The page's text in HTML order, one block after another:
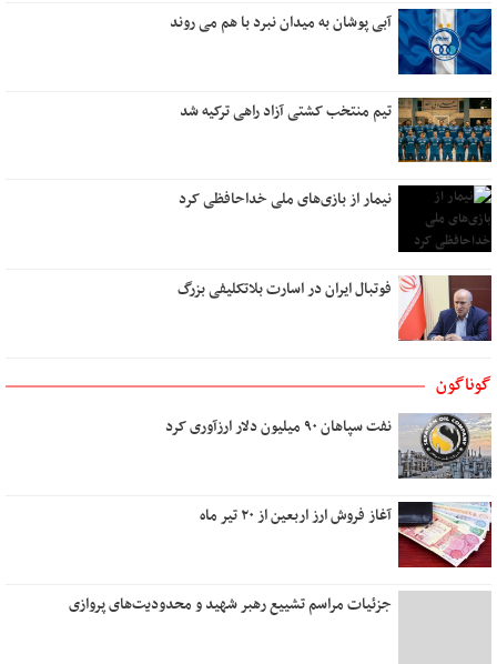
دلم برای کسی تنگ است
هنر گام زمان
در کوچه سار شب
رویای آشنا
تو کیستی ؟
نام من عشق است
نیمه مرطوب ماه
میوه های آرزو رسیدنی است
ایستگاه استجابت دعا
به باغ همسفران
اگر عاشق کسی دیگر شوم
بوی تو
تو در کنج خانه و من رو به راهی دور
دوست داشتن
آب
نخستین نگاه
تو نیستی که ببینی
من و تو، درخت و بارون
آبی پوشان به میدان نبرد با هم می روند
تیم منتخب کشتی آزاد راهی ترکیه شد
نیمار از بازی‌های ملی خداحافظی کرد
فوتبال ایران در اسارت بلاتکلیفی بزرگ
گوناگون
نفت سپاهان ۹۰ میلیون دلار ارزآوری کرد
آغاز فروش ارز اربعین از ۲۰ تیر ماه
جزئیات مراسم تشییع رهبر شهید و محدودیت‌های پروازی